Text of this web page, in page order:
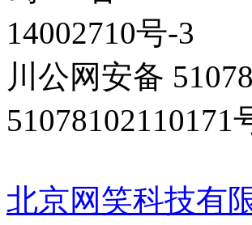
14002710号-3
川公网安备
51078102110171
北京网笑科技有